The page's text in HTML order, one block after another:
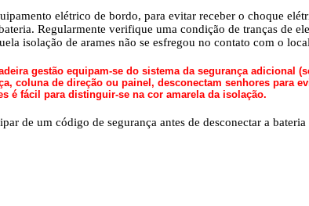
elétrico de bordo, para evitar receber o choque
Regularmente verifique uma condição de tranças de
isolação de arames não se esfregou no contato com o
gestão equipam-se do sistema da segurança adicional
coluna de direção ou painel, desconectam senhores para
é fácil para distinguir-se na cor amarela da isolação.
de um código de segurança antes de desconectar a